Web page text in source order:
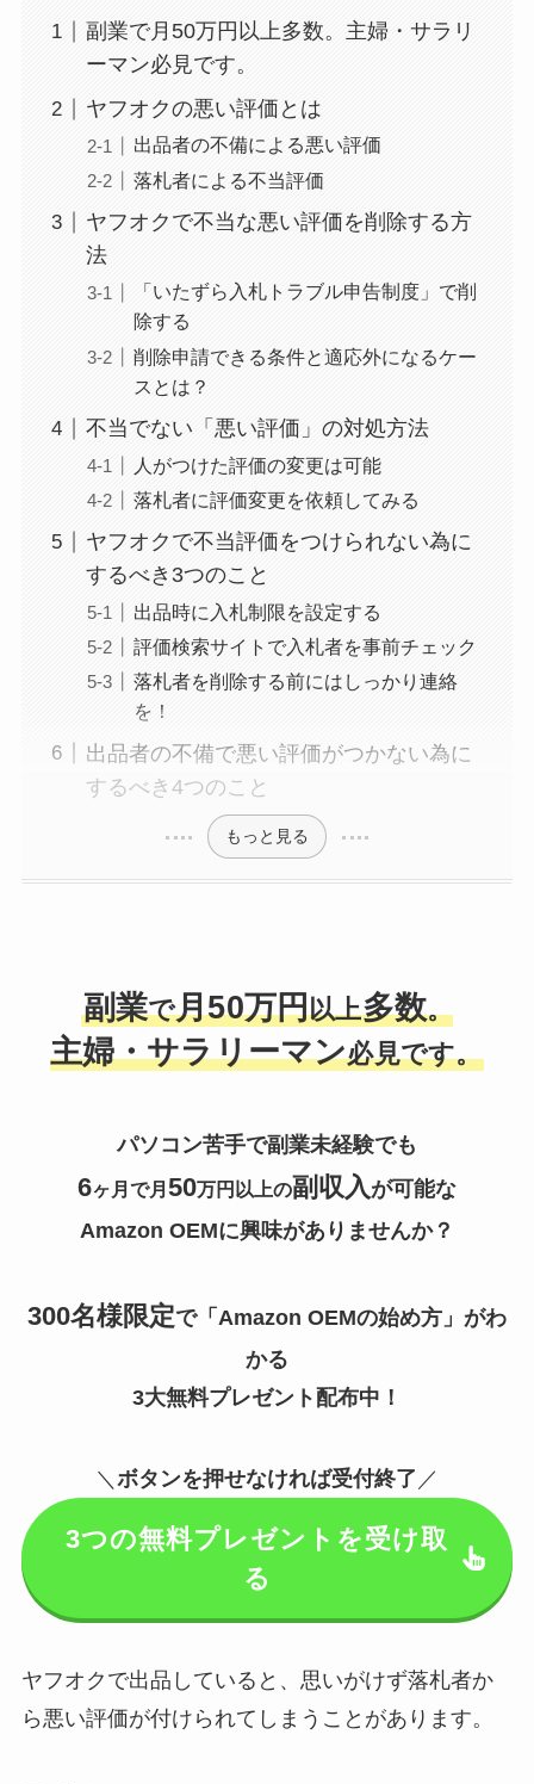
副業で月50万円以上多数。主婦・サラリ
ーマン必見です。
ヤフオクの悪い評価とは
出品者の不備による悪い評価
落札者による不当評価
ヤフオクで不当な悪い評価を削除する方
法
「いたずら入札トラブル申告制度」で削
除する
削除申請できる条件と適応外になるケー
スとは？
不当でない「悪い評価」の対処方法
人がつけた評価の変更は可能
落札者に評価変更を依頼してみる
ヤフオクで不当評価をつけられない為に
するべき3つのこと
出品時に入札制限を設定する
評価検索サイトで入札者を事前チェック
落札者を削除する前にはしっかり連絡
を！
出品者の不備で悪い評価がつかない為に
するべき4つのこと
もっと見る
副業で月50万円以上多数。
主婦・サラリーマン必見です。
パソコン苦手で副業未経験でも
6ヶ月で月 50万円 以上の副収入 が可能な
Amazon OEMに興味がありませんか？
300名様限定で「Amazon OEMの始め方」がわ
かる
3大無料プレゼント配布中！
＼ ボタンを押せなければ受付終了 ／
3つの無料プレゼントを受け取
る
ヤフオクで出品していると、思いがけず落札者か
ら悪い評価が付けられてしまうことがあります。